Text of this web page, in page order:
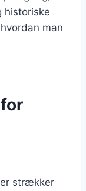
historiske
man
strækker